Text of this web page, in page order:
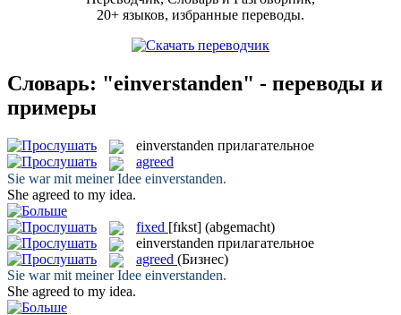
20+ языков, избранные переводы.
Словарь: "einverstanden" - переводы и
примеры
einverstanden прилагательное
agreed
Sie war mit meiner Idee einverstanden.
She agreed to my idea.
fixed [fɪkst] (abgemacht)
einverstanden прилагательное
agreed (Бизнес)
Sie war mit meiner Idee einverstanden.
She agreed to my idea.